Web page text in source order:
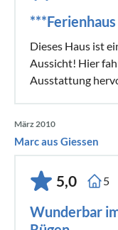
Dieses Haus ist
Aussicht! Hier
Ausstattung
März 2010
Marc aus Giessen
5,0 5
Wunderbar